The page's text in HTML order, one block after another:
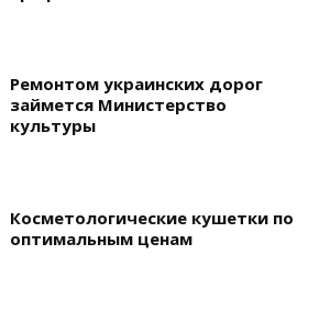
Ремонтом украинских дорог
займется Министерство
культуры
Косметологические кушетки по
оптимальным ценам